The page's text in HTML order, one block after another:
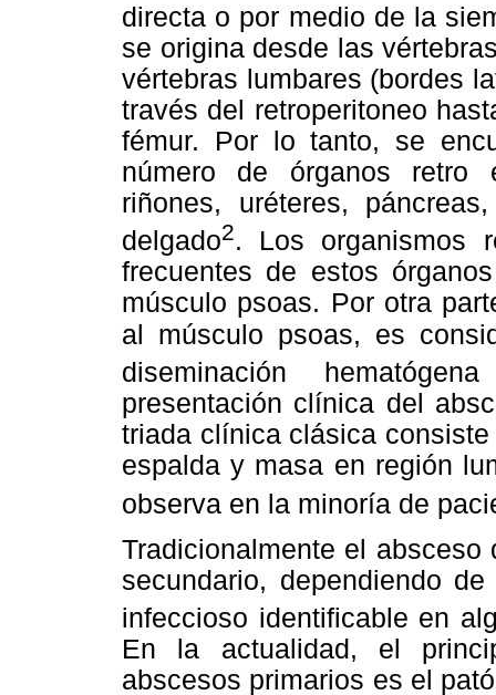
directa o por medio de la
se origina desde las
vértebras lumbares (bordes
través del retroperitoneo
fémur. Por lo tanto, se
número de órganos retro
riñones, uréteres,
delgado2. Los organismos
frecuentes de estos
músculo psoas. Por otra
al músculo psoas, es
diseminación
presentación clínica del
triada clínica clásica
espalda y masa en región
observa en la minoría de
Tradicionalmente el
secundario, dependiendo
infeccioso identificable en
En la actualidad, el
abscesos primarios es el